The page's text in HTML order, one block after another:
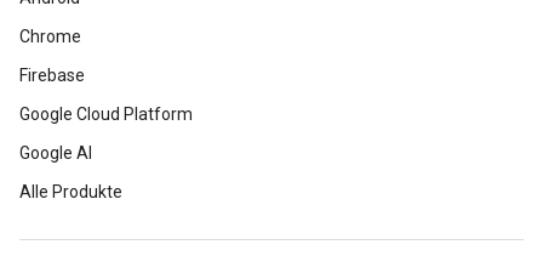
Chrome
Firebase
Google Cloud Platform
Google AI
Alle Produkte